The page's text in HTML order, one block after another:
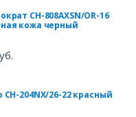
CH-808AXSN/OR-16
кожа черный
CH-204NX/26-22 красный